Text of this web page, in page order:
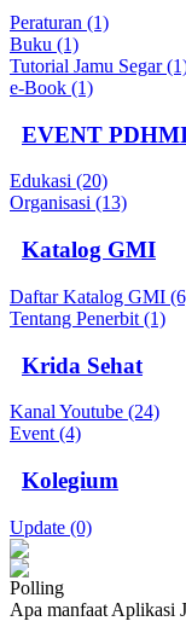
Peraturan (1)
Buku (1)
Tutorial Jamu Segar
e-Book (1)
EVENT
Edukasi (20)
Organisasi (13)
Katalog GMI
Daftar Katalog GMI
Tentang Penerbit (1)
Krida Sehat
Kanal Youtube (24)
Event (4)
Kolegium
Update (0)
Polling
Apa manfaat Aplikasi